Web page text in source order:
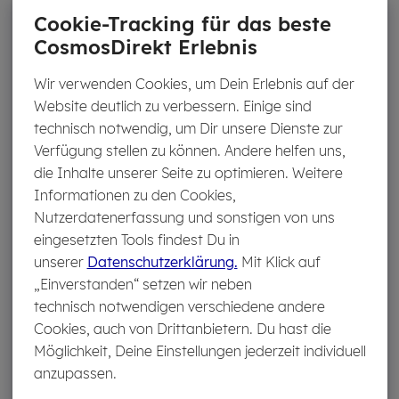
Cookie-Tracking für das beste
CosmosDirekt Erlebnis
Wir verwenden Cookies, um Dein Erlebnis auf der
Website deutlich zu verbessern. Einige sind
technisch notwendig, um Dir unsere Dienste zur
Verfügung stellen zu können. Andere helfen uns,
die Inhalte unserer Seite zu optimieren. Weitere
Informationen zu den Cookies,
Nutzerdatenerfassung und sonstigen von uns
eingesetzten Tools findest Du in
unserer Datenschutzerklärung. Mit Klick auf
„Einverstanden“ setzen wir neben
technisch notwendigen verschiedene andere
Cookies, auch von Drittanbietern. Du hast die
Möglichkeit, Deine Einstellungen jederzeit individuell
anzupassen.
Schadenstelle nach der Reparatur fast nicht mehr zu
erkennen.